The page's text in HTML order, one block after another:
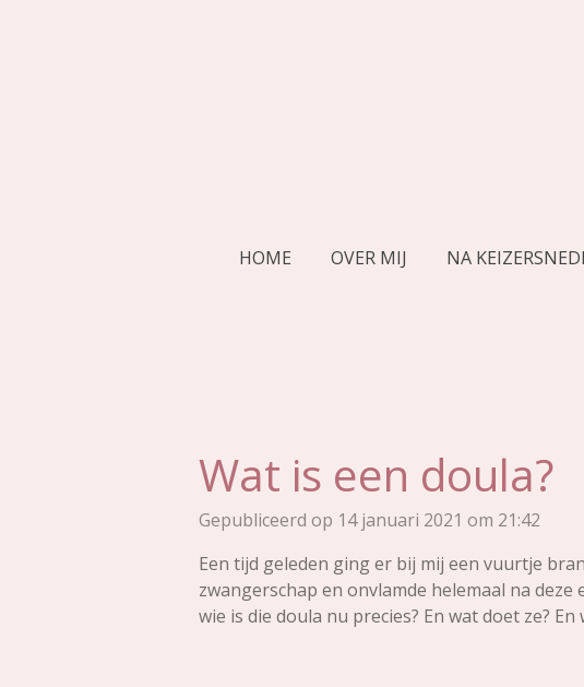
HOME OVER MIJ NA
Wat is een doula?
Gepubliceerd op 14 januari 2021 om 21:42
Een tijd geleden ging er bij mij een vuurtje
zwangerschap en onvlamde helemaal na
wie is die doula nu precies? En wat doet ze?